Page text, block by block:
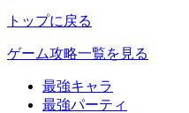
トップに戻る
ゲーム攻略一覧を見る
最強キャラ
最強パーティ